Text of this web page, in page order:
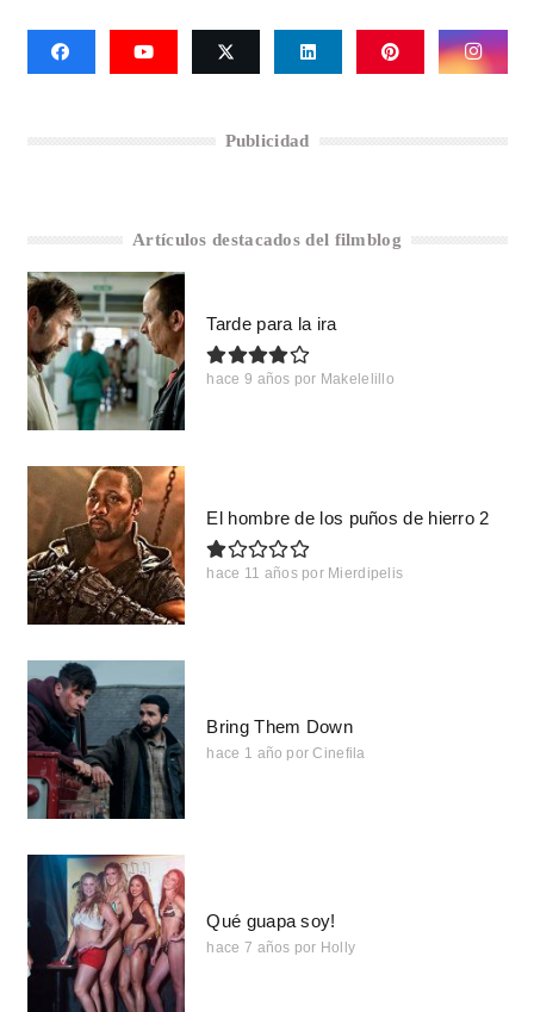
Publicidad
Artículos destacados del filmblog
Tarde para la ira
hace 9 años por Makelelillo
El hombre de los puños de hierro 2
hace 11 años por Mierdipelis
Bring Them Down
hace 1 año por Cinefila
Qué guapa soy!
hace 7 años por Holly